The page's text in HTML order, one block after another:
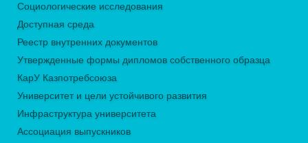
Социологические исследования
Доступная среда
Реестр внутренних документов
Утвержденные формы дипломов собственного образца
КарУ Казпотребсоюза
Университет и цели устойчивого развития
Инфраструктура университета
Ассоциация выпускников